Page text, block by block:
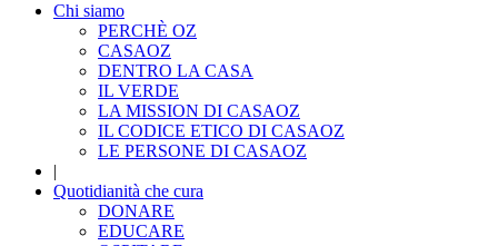
Chi siamo
PERCHÈ OZ
CASAOZ
DENTRO LA CASA
IL VERDE
LA MISSION DI CASAOZ
IL CODICE ETICO DI CASAOZ
LE PERSONE DI CASAOZ
|
Quotidianità che cura
DONARE
EDUCARE